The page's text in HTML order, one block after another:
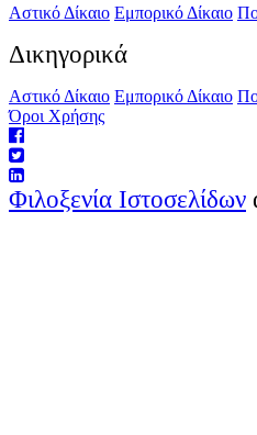
Αστικό Δίκαιο Εμπορικό Δίκαιο
Δικηγορικά
Αστικό Δίκαιο Εμπορικό Δίκαιο
Όροι Χρήσης
Φιλοξενία Ιστοσελίδων